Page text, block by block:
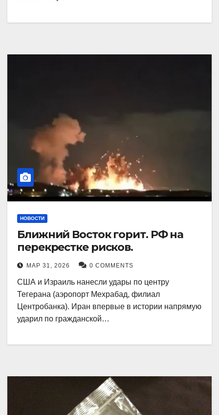
НОВОСТИ
Ближний Восток горит. РФ на
перекрестке рисков.
МАР 31, 2026 0 COMMENTS
США и Израиль нанесли удары по центру
Тегерана (аэропорт Мехрабад, филиал
Центробанка). Иран впервые в истории напрямую
ударил по гражданской…